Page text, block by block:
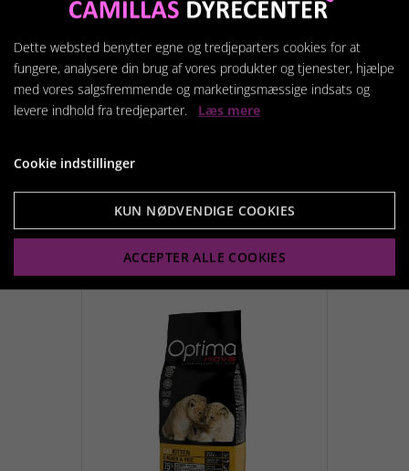
Vis produkt
Dette websted benytter egne og tredjeparters cookies for at
fungere, analysere din brug af vores produkter og tjenester, hjælpe
med vores salgsfremmende og marketingsmæssige indsats og
levere indhold fra tredjeparter. Læs mere
Cookie indstillinger
KUN NØDVENDIGE COOKIES
ACCEPTER ALLE COOKIES